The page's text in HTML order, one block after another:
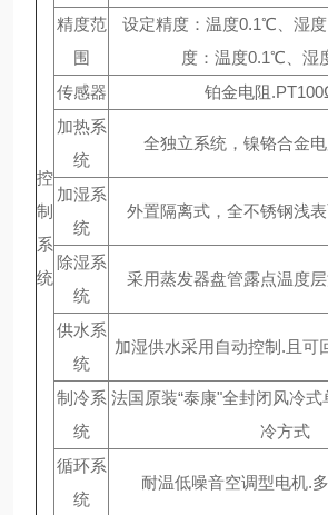
控
制
系
统
精度范
围
设定精度：温度0.1℃、湿
度：温度0.1℃、湿
传感器
铂金电阻
加热系
统
全独立系统，镍铬合金
加湿系
统
外置隔离式，全不锈钢浅
除湿系
统
采用蒸发器盘管露点温度
供水系
统
加湿供水采用自动控制.且可
制冷系
统
法国原装“泰康"全封闭风冷式
冷方式
循环系
统
耐温低噪音空调型电机.